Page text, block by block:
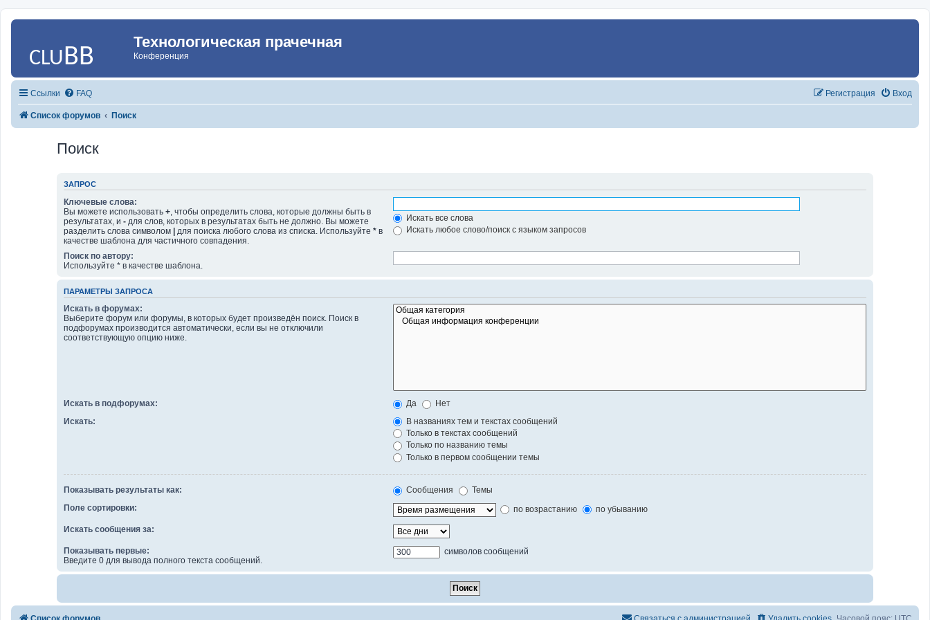
Технологическая прачечная
Конференция
Ссылки FAQ Вход
Регистрация
Список форумов Поиск
Поиск
ЗАПРОС
Ключевые слова:
Вы можете использовать +, чтобы определить слова, которые должны быть в
результатах, и -для слов, которых в результатах быть не должно. Вы можете
разделить слова символом
для поиска любого слова из списка. Используйте *в
качестве шаблона для частичного совпадения.
Искать все слова
Искать любое слово/поиск с языком запросов
Поиск по автору:
Используйте * в качестве шаблона.
ПАРАМЕТРЫ ЗАПРОСА
Искать в форумах:
Выберите форум или форумы, в которых будет произведён поиск. Поиск в
подфорумах производится автоматически, если вы не отключили
соответствующую опцию ниже.
Искать в подфорумах: Да
Нет
Искать:
В названиях тем и текстах сообщений
Только в текстах сообщений
Только по названию темы
Только в первом сообщении темы
Показывать результаты как: Сообщения
Темы
Поле сортировки:
по возрастанию по убыванию
Искать сообщения за:
Показывать первые:
Введите 0 для вывода полного текста сообщений.
символов сообщений